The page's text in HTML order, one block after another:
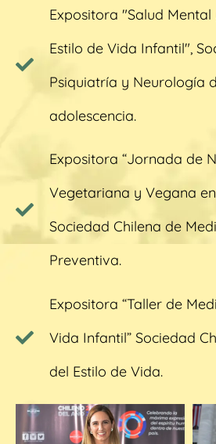
Expositora "Salud
Estilo de Vida Infantil",
Psiquiatría y Neurología
adolescencia.
Expositora “Jornada de
Vegetariana y Vegana
Sociedad Chilena de
Preventiva.
Expositora “Taller de
Vida Infantil” Sociedad
del Estilo de Vida.